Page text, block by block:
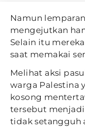
Namun
mengejutkan
Selain itu
saat memakai
Melihat aksi
warga Palestina
kosong
tersebut
tidak setangguh